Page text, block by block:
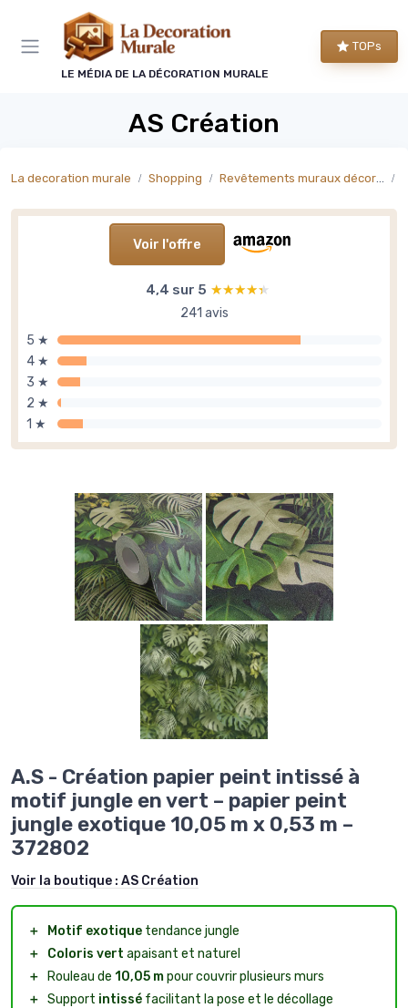
LE MÉDIA DE LA DÉCORATION MURALE
TOPs
AS Création
La decoration murale Shopping Revêtements muraux décoratifs
Voir l'offre
4,4 sur 5 ★★★★★
★★★★★
241 avis
5 ★
4 ★
3 ★
2 ★
1 ★
A.S - Création papier peint intissé à
motif jungle en vert – papier peint
jungle exotique 10,05 m x 0,53 m –
372802
Voir la boutique : AS Création
＋ Motif exotique tendance jungle
＋
Coloris vert apaisant et naturel
＋
Rouleau de 10,05 mpour couvrir plusieurs murs
＋ Support intissé facilitant la pose et le décollage
Panneau de gestion des cookies